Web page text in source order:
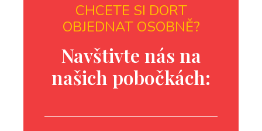
CHCETE SI DORT
OBJEDNAT OSOBNĚ?
Navštivte nás na
našich pobočkách: